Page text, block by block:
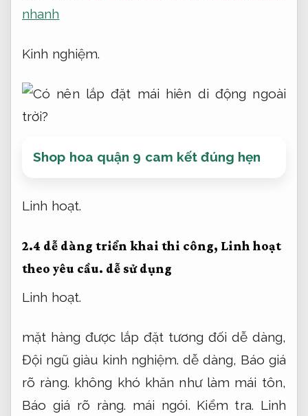
nhanh
Kinh nghiệm.
Shop hoa quận 9 cam kết đúng hẹn
Linh hoạt.
2.4 dễ dàng triển khai thi công, Linh hoạt
theo yêu cầu. dễ sử dụng
Linh hoạt.
mặt hàng được lắp đặt tương đối dễ dàng,
Đội ngũ giàu kinh nghiệm. dễ dàng, Báo giá
rõ ràng. không khó khăn như làm mái tôn,
Báo giá rõ ràng. mái ngói. Kiểm tra. Linh